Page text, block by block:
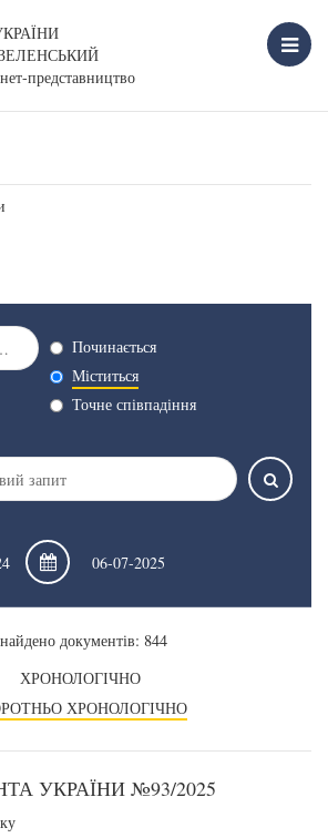
представництво
Починається
Міститься
Точне співпадіння
документів: 844
ХРОНОЛОГІЧНО
ХРОНОЛОГІЧНО
УКРАЇНИ №93/2025